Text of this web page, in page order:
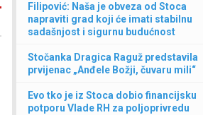
Filipović: Naša je obveza od Stoca
napraviti grad koji će imati stabilnu
sadašnjost i sigurnu budućnost
Stočanka Dragica Raguž predstavila
prvijenac „Anđele Božji, čuvaru mili“
Evo tko je iz Stoca dobio financijsku
potporu Vlade RH za poljoprivredu